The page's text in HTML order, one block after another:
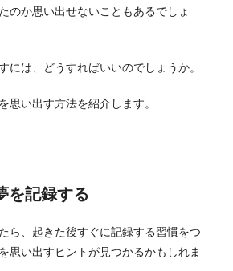
のか思い出せないこともあるでしょ
には、どうすればいいのでしょうか。
思い出す方法を紹介します。
を記録する
ら、起きた後すぐに記録する習慣をつ
思い出すヒントが見つかるかもしれま